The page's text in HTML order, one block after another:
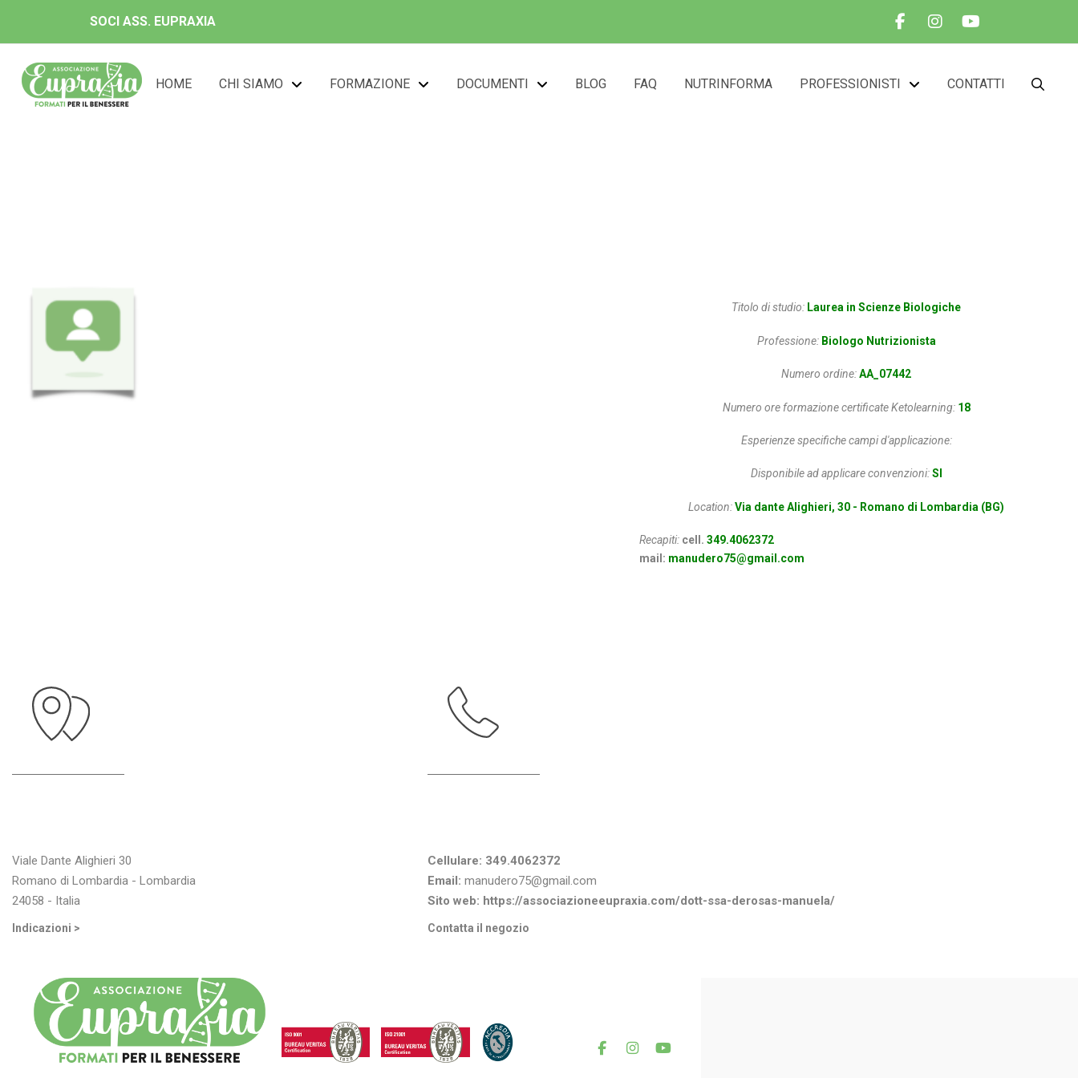
SOCI ASS. EUPRAXIA
HOME CHI SIAMO FORMAZIONE DOCUMENTI BLOG FAQ NUTRINFORMA PROFESSIONISTI CONTATTI
Titolo di studio: Laurea in Scienze Biologiche
Professione:Biologo Nutrizionista
Numero ordine:AA_07442
Numero ore formazione certificate Ketolearning:18
Esperienze specifiche campi d'applicazione:
Disponibile ad applicare convenzioni:SI
Location: Via dante Alighieri, 30 - Romano di Lombardia (BG)
Recapiti: cell. 349.4062372
mail: manudero75@gmail.com
Viale Dante Alighieri 30
Romano di Lombardia - Lombardia
24058 - Italia
Indicazioni >
Cellulare: 349.4062372
Email: manudero75@gmail.com
Sito web: https://associazioneeupraxia.com/dott-ssa-derosas-manuela/
Contatta il negozio